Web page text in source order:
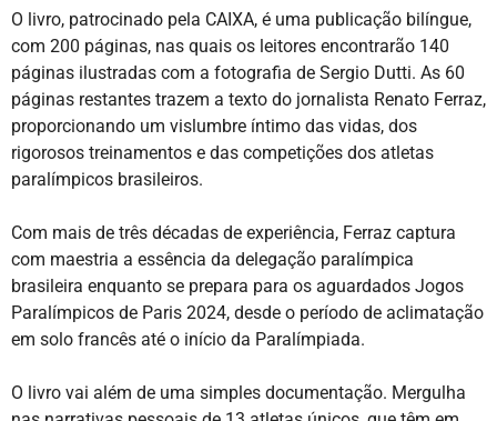
O livro, patrocinado pela CAIXA, é uma publicação bilíngue,
com 200 páginas, nas quais os leitores encontrarão 140
páginas ilustradas com a fotografia de Sergio Dutti. As 60
páginas restantes trazem a texto do jornalista Renato Ferraz,
proporcionando um vislumbre íntimo das vidas, dos
rigorosos treinamentos e das competições dos atletas
paralímpicos brasileiros.
Com mais de três décadas de experiência, Ferraz captura
com maestria a essência da delegação paralímpica
brasileira enquanto se prepara para os aguardados Jogos
Paralímpicos de Paris 2024, desde o período de aclimatação
em solo francês até o início da Paralímpiada.
O livro vai além de uma simples documentação. Mergulha